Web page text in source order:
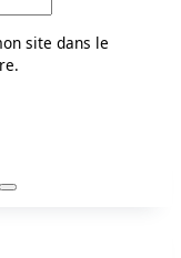
site dans le